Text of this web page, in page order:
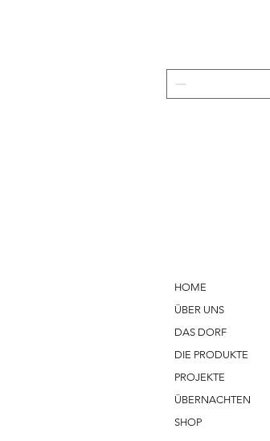
HOME
ÜBER UNS
DAS DORF
DIE PRODUKTE
PROJEKTE
ÜBERNACHTEN
SHOP